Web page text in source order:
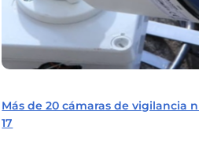
Más de 20 cámaras de vigilancia
17